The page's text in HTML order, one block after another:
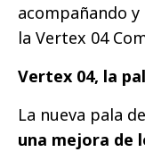
acompañando y
la Vertex 04
Vertex 04, la
La nueva pala
una mejora de